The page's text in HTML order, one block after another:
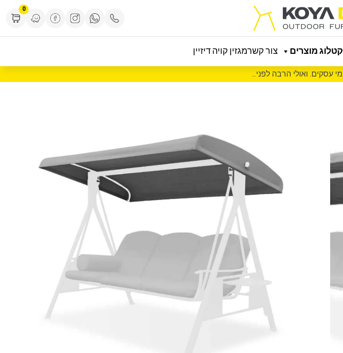
0
קטלוג מוצרים צור קשרמגזין קויה דיזיין